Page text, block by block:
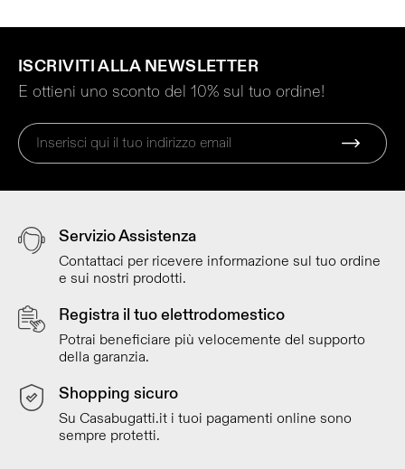
ISCRIVITI ALLA NEWSLETTER
E ottieni uno sconto del 10% sul tuo ordine!
Servizio Assistenza
Contattaci per ricevere informazione sul tuo ordine
e sui nostri prodotti.
Registra il tuo elettrodomestico
Potrai beneficiare più velocemente del supporto
della garanzia.
Shopping sicuro
Su Casabugatti.it i tuoi pagamenti online sono
sempre protetti.